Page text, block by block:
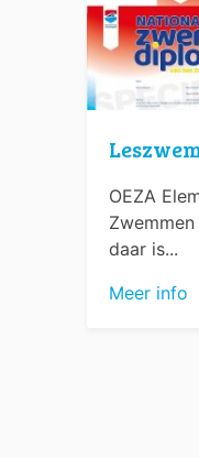
OEZA
daar is...
Meer info